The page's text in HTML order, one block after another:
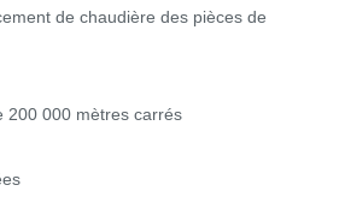
de chaudière des pièces de
200 000 mètres carrés